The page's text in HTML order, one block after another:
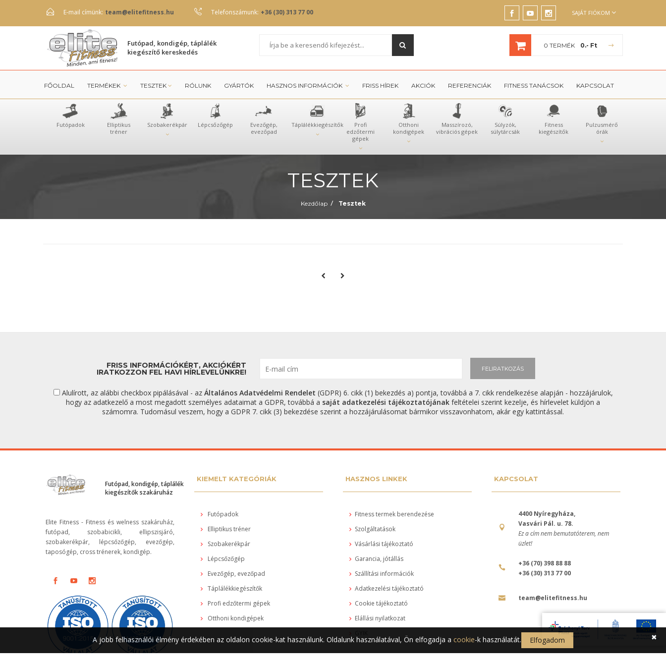
E-mail címünk: team@elitefitness.hu Telefonszámunk: +36 (30) 313 77 00 SAJÁT FIÓKOM
Futópad, kondigép, táplálék
kiegészítő kereskedés
0 TERMÉK 0.- Ft
FŐOLDAL TERMÉKEK TESZTEK RÓLUNK GYÁRTÓK HASZNOS INFORMÁCIÓK FRISS HÍREK AKCIÓK REFERENCIÁK FITNESS TANÁCSOK KAPCSOLAT
Futópadok
Elliptikus
tréner
Szobakerékpár Lépcsőzőgép
Evezőgép,
evezőpad
Táplálékkiegészítők
Profi
edzőtermi
gépek
Otthoni
kondigépek
Masszírozó,
vibrációs gépek
Súlyzók,
súlytárcsák
Fitness
kiegészítők
Pulzusmérő
órák
TESZTEK
Kezdőlap / Tesztek
FRISS INFORMÁCIÓKÉRT, AKCIÓKÉRT
IRATKOZZON FEL HAVI HÍRLEVELÜNKRE! FELIRATKOZÁS
Alulírott, az alábbi checkbox pipálásával - az Általános Adatvédelmi Rendelet (GDPR) 6. cikk (1) bekezdés a) pontja, továbbá a 7. cikk rendelkezése alapján - hozzájárulok,
hogy az adatkezelő a most megadott személyes adataimat a GDPR, továbbá a saját adatkezelési tájékoztatójának feltételei szerint kezelje, és hírlevelet küldjön a
számomra. Tudomásul veszem, hogy a GDPR 7. cikk (3) bekezdése szerint a hozzájárulásomat bármikor visszavonhatom, akár egy kattintással.
Futópad, kondigép, táplálék
kiegészítők szakáruház
Elite Fitness - Fitness és welness szakáruház,
futópad, szobabicikli, ellipszisjáró,
szobakerékpár, lépcsőzőgép, evezőgép,
taposógép, cross trénerek, kondigép.
KIEMELT KATEGÓRIÁK
Futópadok
Elliptikus tréner
Szobakerékpár
Lépcsőzőgép
Evezőgép, evezőpad
Táplálékkiegészítők
Profi edzőtermi gépek
Otthoni kondigépek
HASZNOS LINKEK
Fitness termek berendezése
Szolgáltatások
Vásárlási tájékoztató
Garancia, jótállás
Szállítási információk
Adatkezelési tájékoztató
Cookie tájékoztató
Elállási nyilatkozat
KAPCSOLAT
4400 Nyíregyháza,
Vasvári Pál. u. 78.
Ez a cím nem bemutatóterem, nem
üzlet!
+36 (70) 398 88 88
+36 (30) 313 77 00
team@elitefitness.hu
A jobb felhasználói élmény érdekében az oldalon cookie-kat használunk. Oldalunk használatával, Ön elfogadja a cookie-k használatát. Elfogadom ✖